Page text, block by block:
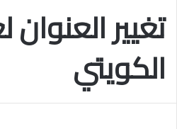
تغيير العنوان
الكويتي